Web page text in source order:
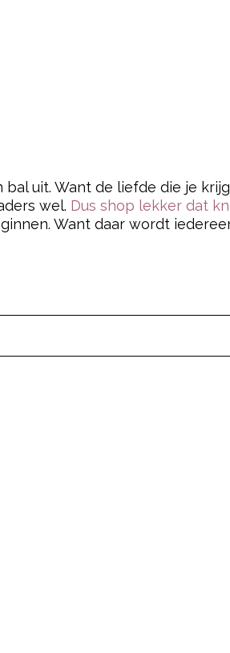
uit. Want de liefde die je
wel. Dus shop lekker dat
Want daar wordt